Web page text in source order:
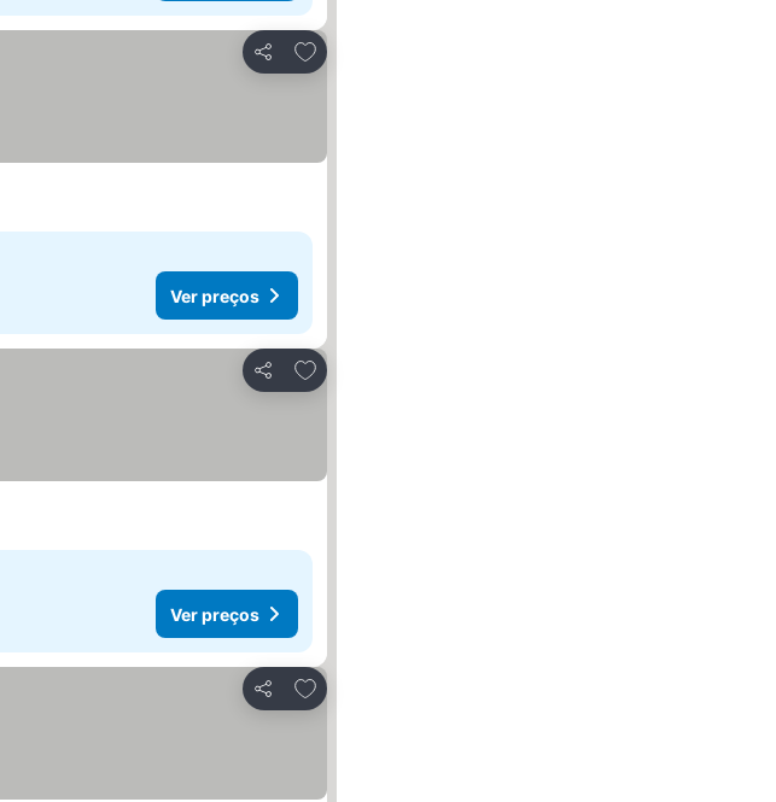
Partilhar
Adicionar aos favoritos
Ver preços
Partilhar
Adicionar aos favoritos
Ver preços
Partilhar
Adicionar aos favoritos